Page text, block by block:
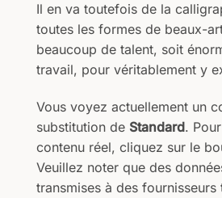
Il en va toutefois de la
toutes les formes de beaux-
beaucoup de talent, soit
travail, pour véritablement y
Vous voyez actuellement un
substitution de Standard.
contenu réel, cliquez sur le
Veuillez noter que des
transmises à des fournisseurs